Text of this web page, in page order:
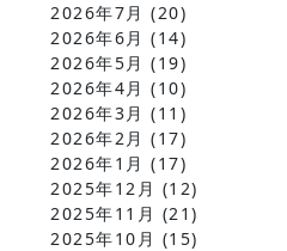
2026年7月 (20)
2026年6月 (14)
2026年5月 (19)
2026年4月 (10)
2026年3月 (11)
2026年2月 (17)
2026年1月 (17)
2025年12月 (12)
2025年11月 (21)
2025年10月 (15)